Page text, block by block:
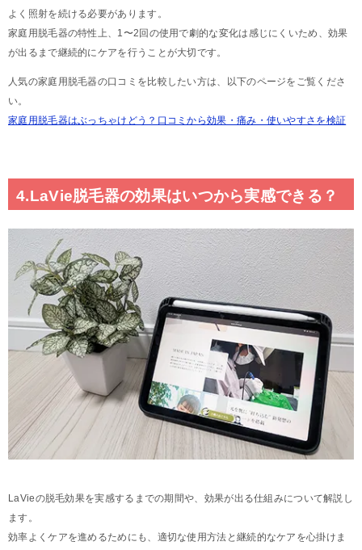
よく照射を続ける必要があります。
家庭用脱毛器の特性上、1〜2回の使用で劇的な変化は感じにくいため、効果
が出るまで継続的にケアを行うことが大切です。
人気の家庭用脱毛器の口コミを比較したい方は、以下のページをご覧くださ
い。
家庭用脱毛器はぶっちゃけどう？口コミから効果・痛み・使いやすさを検証
4.LaVie脱毛器の効果はいつから実感できる？
LaVieの脱毛効果を実感するまでの期間や、効果が出る仕組みについて解説し
ます。
効率よくケアを進めるためにも、適切な使用方法と継続的なケアを心掛けま